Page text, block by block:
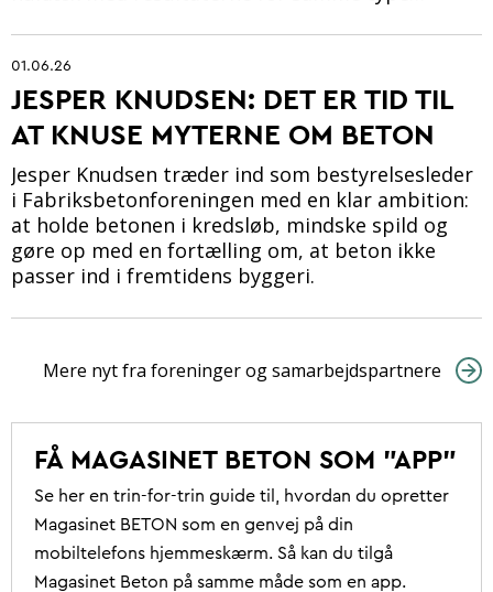
01.06.26
JESPER KNUDSEN: DET ER TID TIL
AT KNUSE MYTERNE OM BETON
Jesper Knudsen træder ind som bestyrelsesleder
i Fabriksbetonforeningen med en klar ambition:
at holde betonen i kredsløb, mindske spild og
gøre op med en fortælling om, at beton ikke
passer ind i fremtidens byggeri.
Mere nyt fra foreninger og samarbejdspartnere
FÅ MAGASINET BETON SOM "APP"
Se her en trin-for-trin guide til, hvordan du opretter
Magasinet BETON som en genvej på din
mobiltelefons hjemmeskærm. Så kan du tilgå
Magasinet Beton på samme måde som en app.